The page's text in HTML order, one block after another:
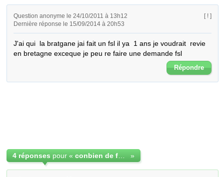
Question anonyme le 24/10/2011 à 13h12
Dernière réponse le 15/09/2014 à 20h53
[ ! ]
J'ai qui  la bratgane jai fait un fsl il ya  1 ans je voudrait  revie
en bretagne exceque je peu re faire une demande fsl
Répondre
4 réponses pour « »